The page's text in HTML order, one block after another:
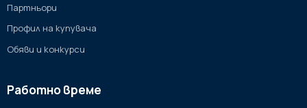
Партньори
Профил на купувача
Обяви и конкурси
Работно време